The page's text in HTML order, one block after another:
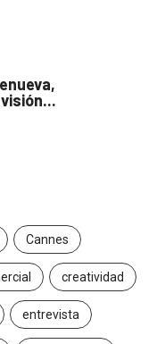
Cannes
creatividad
entrevista